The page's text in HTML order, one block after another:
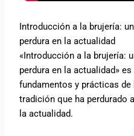
Introducción a la brujería:
perdura en la actualidad
«Introducción a la brujería:
perdura en la actualidad»
fundamentos y prácticas de
tradición que ha perdurado
la actualidad.